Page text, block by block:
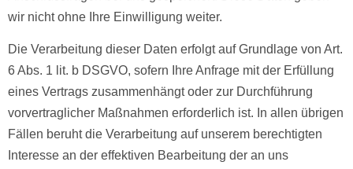
wir nicht ohne Ihre Einwilligung weiter.
Die Verarbeitung dieser Daten erfolgt auf Grundlage von Art.
6 Abs. 1 lit. b DSGVO, sofern Ihre Anfrage mit der Erfüllung
eines Vertrags zusammenhängt oder zur Durchführung
vorvertraglicher Maßnahmen erforderlich ist. In allen übrigen
Fällen beruht die Verarbeitung auf unserem berechtigten
Interesse an der effektiven Bearbeitung der an uns